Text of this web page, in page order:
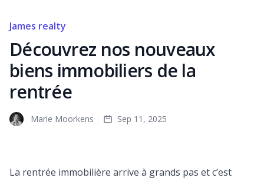
James realty
Découvrez nos nouveaux
biens immobiliers de la
rentrée
Marie Moorkens Sep 11, 2025
La rentrée immobilière arrive à grands pas et c’est